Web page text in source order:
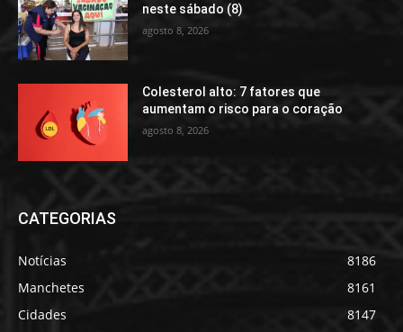
neste sábado (8)
agosto 8, 2026
Colesterol alto: 7 fatores que
aumentam o risco para o coração
agosto 8, 2026
CATEGORIAS
Notícias
8186
Manchetes
8161
Cidades
8147